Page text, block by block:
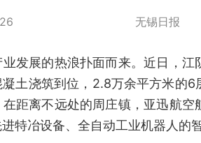
无锡日报
发展的热浪扑面而来。近日，
土浇筑到位，2.8万余平方米的
距离不远处的周庄镇，亚迅航
特冶设备、全自动工业机器人的